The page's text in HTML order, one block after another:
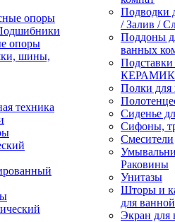
опоры
опоры
шины,
техника
Подводки
/ Залив /
Поддоны
ванных
Полки для
Сиденье
Сифоны,
Смесители
Раковины
Унитазы
Шторы и
для ванной
Экран для